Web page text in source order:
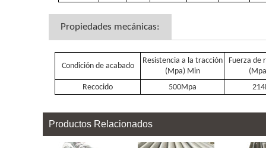
Propiedades mecánicas:
Condición de acabado
Resistencia a la tracción
(Mpa) Min
Fuerza de
Recocido
500Mpa
Productos Relacionados